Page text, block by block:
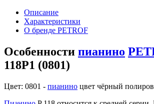
Описание
Характеристики
О бренде PETROF
Особенности пианино
118P1 (0801)
Цвет: 0801 - пианино цвет чёрный